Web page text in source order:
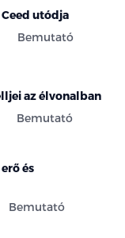
Ceed utódja
Bemutató
az élvonalban
Bemutató
és
Bemutató